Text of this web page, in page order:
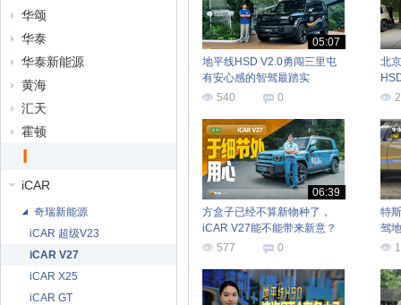
华颂
华泰
华泰新能源
黄海
汇天
霍顿
I
iCAR
奇瑞新能源
iCAR 超级V23
iCAR V27
iCAR X25
iCAR GT
05:07
地平线HSD V2.0勇闯三里屯
有安心感的智驾最踏实
540
0
北
06:39
方盒子已经不算新物种了，
iCAR V27能不能带来新意？
577
0
特
驾